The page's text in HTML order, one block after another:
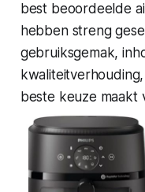
best beoordeelde
hebben streng
gebruiksgemak,
beste keuze maakt